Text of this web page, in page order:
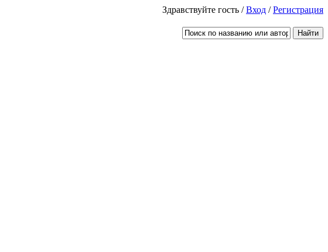
Здравствуйте гость /Вход /Регистрация